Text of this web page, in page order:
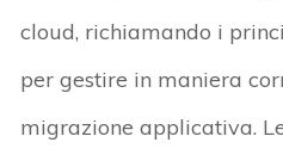
cloud, richiamando i
per gestire in maniera
migrazione applicativa.